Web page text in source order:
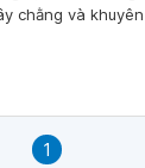
chằng và
1